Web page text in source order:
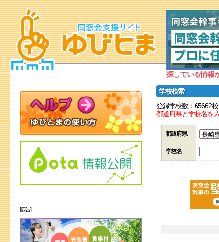
探している情報
学校検索
登録学校数：65662校
都道府県と学校名を
都道府県
学校名
[広告]